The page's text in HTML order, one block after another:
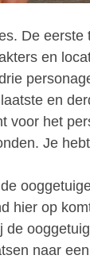
De
en
en
voor het
Je
hier op
de
naar